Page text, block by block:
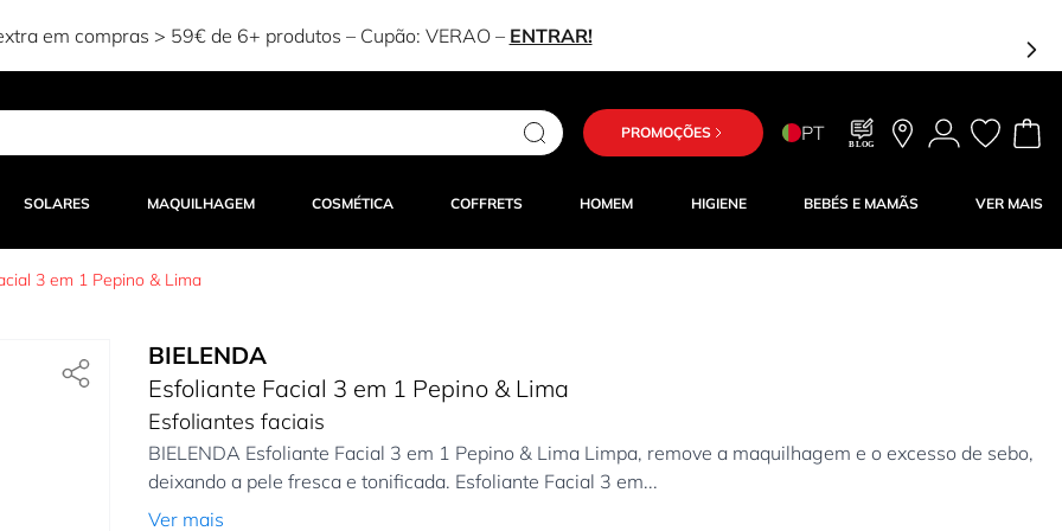
em compras > 59€ de 6+ produtos – Cupão: VERAO– ENTRAR!
PROMOÇÕES PT BLOG
SOLARES MAQUILHAGEM COSMÉTICA COFFRETS HOMEM HIGIENE BEBÉS E MAMÃS VER MAIS
3 em 1 Pepino & Lima
BIELENDA
Esfoliante Facial 3 em 1 Pepino & Lima
Esfoliantes faciais
BIELENDA Esfoliante Facial 3 em 1 Pepino & Lima Limpa, remove a maquilhagem e o excesso de sebo,
deixando a pele fresca e tonificada. Esfoliante Facial 3 em...
Ver mais